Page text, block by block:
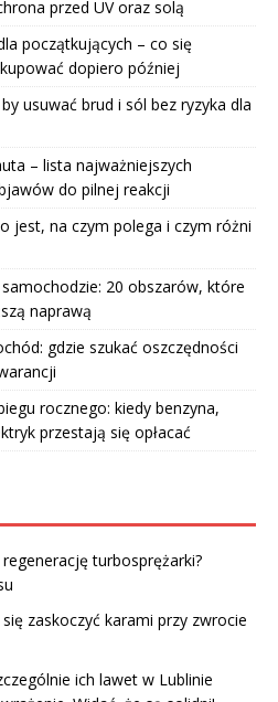
przed UV oraz solą
początkujących – co się
dopiero później
usuwać brud i sól bez ryzyka dla
– lista najważniejszych
do pilnej reakcji
jest, na czym polega i czym różni
20 obszarów, które
naprawą
gdzie szukać oszczędności
rocznego: kiedy benzyna,
przestają się opłacać
turbosprężarki?
zaskoczyć karami przy zwrocie
ich lawet w Lublinie